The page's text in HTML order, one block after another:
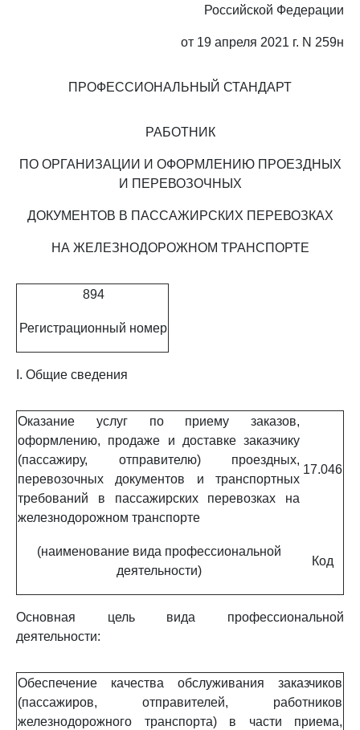
Российской Федерации
от 19 апреля 2021 г. N 259н
ПРОФЕССИОНАЛЬНЫЙ СТАНДАРТ
РАБОТНИК
ПО ОРГАНИЗАЦИИ И ОФОРМЛЕНИЮ ПРОЕЗДНЫХ
И ПЕРЕВОЗОЧНЫХ
ДОКУМЕНТОВ В ПАССАЖИРСКИХ ПЕРЕВОЗКАХ
НА ЖЕЛЕЗНОДОРОЖНОМ ТРАНСПОРТЕ
894
Регистрационный номер
I. Общие сведения
Оказание услуг по приему заказов,
оформлению, продаже и доставке заказчику
(пассажиру, отправителю) проездных,
перевозочных документов и транспортных
требований в пассажирских перевозках на
железнодорожном транспорте
17.046
(наименование вида профессиональной
деятельности)
Код
Основная цель вида профессиональной
деятельности:
Обеспечение качества обслуживания заказчиков
(пассажиров, отправителей, работников
железнодорожного транспорта) в части приема,